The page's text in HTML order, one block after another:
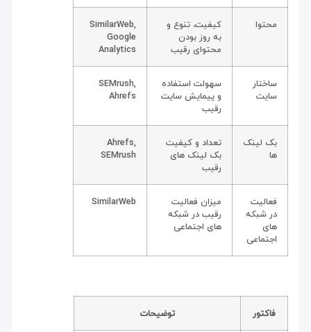
محتوا
کیفیت، تنوع و
به روز بودن
محتوای رقیب
SimilarWeb,
Google
Analytics
ساختار
سایت
سهولت استفاده
و پیمایش سایت
رقیب
SEMrush,
Ahrefs
بک لینک
ها
تعداد و کیفیت
بک لینک های
رقیب
Ahrefs,
SEMrush
فعالیت
در شبکه
های
اجتماعی
میزان فعالیت
رقیب در شبکه
های اجتماعی
SimilarWeb
فاکتور توضیحات